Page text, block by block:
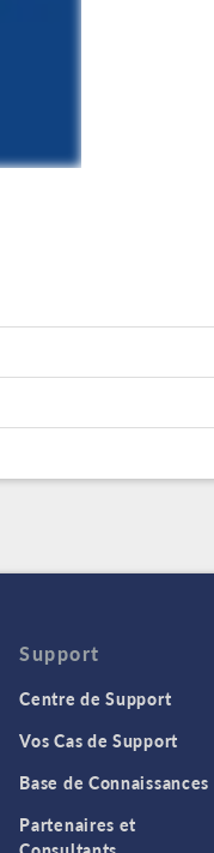
Support
Centre de Support
Vos Cas de Support
Base de Connaissances
Partenaires et